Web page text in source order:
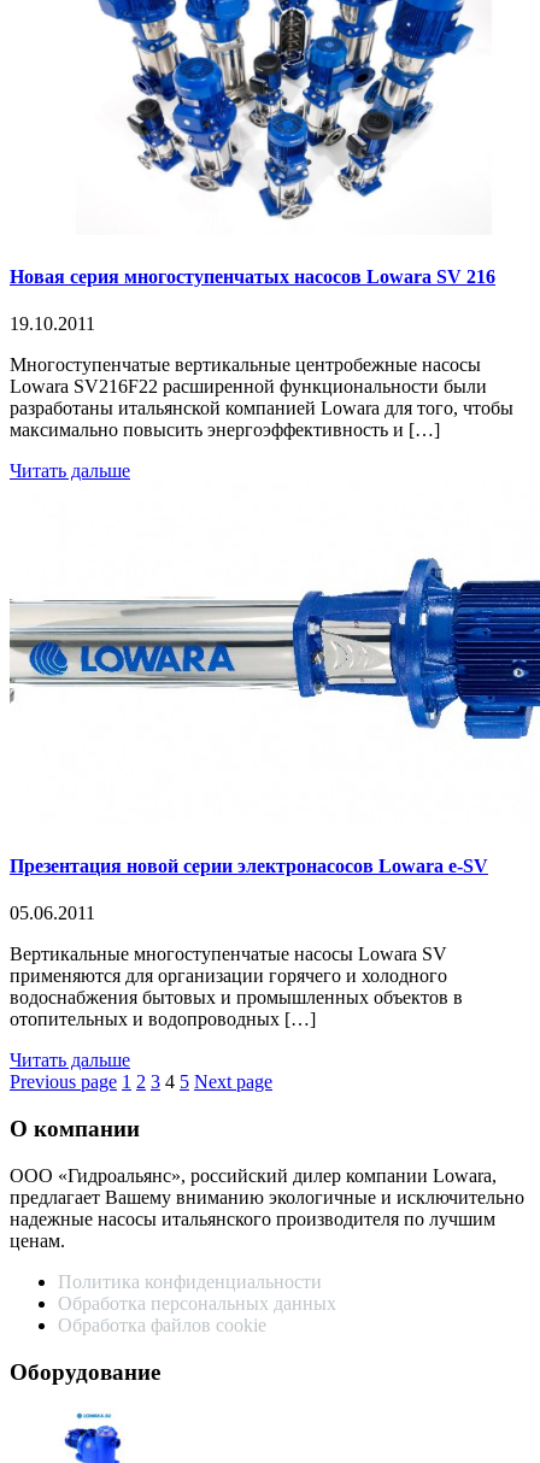
Новая серия многоступенчатых насосов Lowara SV 216
19.10.2011
Многоступенчатые вертикальные центробежные насосы
Lowara SV216F22 расширенной функциональности были
разработаны итальянской компанией Lowara для того, чтобы
максимально повысить энергоэффективность и […]
Читать дальше
Презентация новой серии электронасосов Lowara e-SV
05.06.2011
Вертикальные многоступенчатые насосы Lowara SV
применяются для организации горячего и холодного
водоснабжения бытовых и промышленных объектов в
отопительных и водопроводных […]
Читать дальше
Пагинация
записей
Previous page 1 2 3 4 5 Next page
О компании
ООО «Гидроальянс», российский дилер компании Lowara,
предлагает Вашему вниманию экологичные и исключительно
надежные насосы итальянского производителя по лучшим
ценам.
Политика конфиденциальности
Обработка персональных данных
Обработка файлов cookie
Оборудование